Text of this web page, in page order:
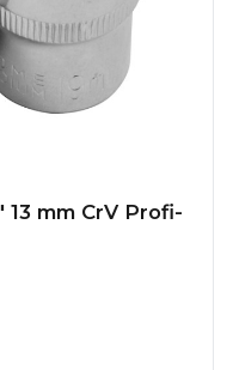
13 mm CrV Profi-